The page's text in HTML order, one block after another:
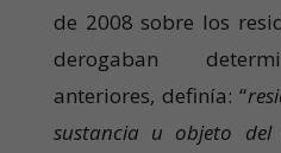
de 2008 sobre los
derogaban
anteriores, definía: “
sustancia u objeto